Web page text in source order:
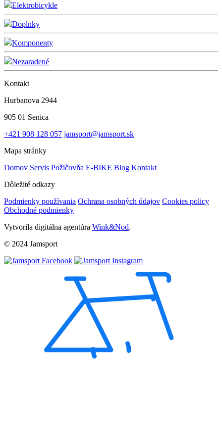
Elektrobicykle
Doplnky
Komponenty
Nezaradené
Kontakt
Hurbanova 2944
905 01 Senica
+421 908 128 057 jamsport@jamsport.sk
Mapa stránky
Domov Servis Požičovňa E-BIKE Blog Kontakt
Dôležité odkazy
Podmienky používania Ochrana osobných údajov Cookies policy
Obchodné podmienky
Vytvorila digitálna agentúra Wink&Nod.
© 2024 Jamsport